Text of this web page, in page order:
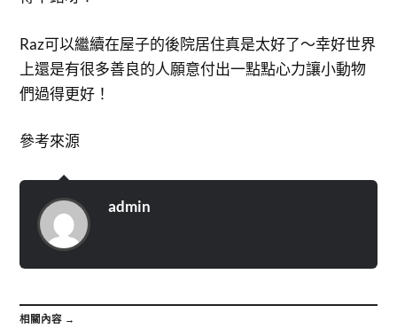
Raz可以繼續在屋子的後院居住真是太好了～幸好世界
上還是有很多善良的人願意付出一點點心力讓小動物
們過得更好！
參考來源
admin
相關內容 →